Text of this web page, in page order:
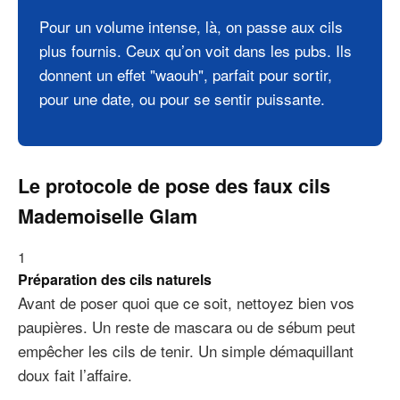
Pour un volume intense, là, on passe aux cils
plus fournis. Ceux qu’on voit dans les pubs. Ils
donnent un effet "waouh", parfait pour sortir,
pour une date, ou pour se sentir puissante.
Le protocole de pose des faux cils
Mademoiselle Glam
1
Préparation des cils naturels
Avant de poser quoi que ce soit, nettoyez bien vos
paupières. Un reste de mascara ou de sébum peut
empêcher les cils de tenir. Un simple démaquillant
doux fait l’affaire.